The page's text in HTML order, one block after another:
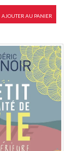
AJOUTER AU PANIER